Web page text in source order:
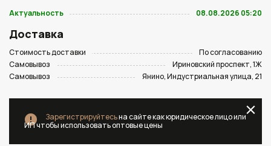
Актуальность
08.08.2026 05:20
Доставка
Стоимость доставки
По согласованию
Самовывоз
Ириновский проспект, 1Ж
Самовывоз
Янино, Индустриальная улица, 21
Зарегистрируйтесьна сайте как юридическое лицо или
ИП чтобы использовать оптовые цены